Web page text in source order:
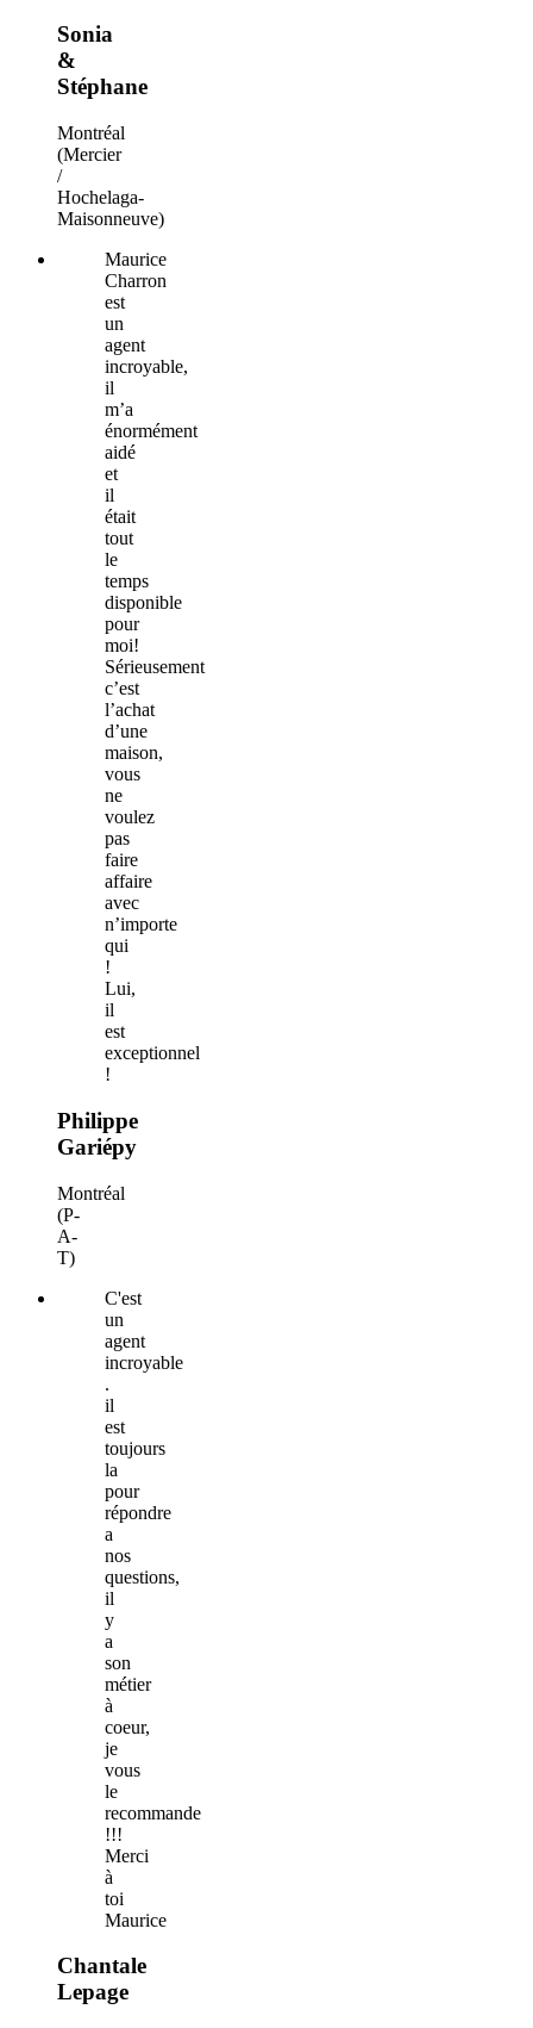
Sonia
&
Stéphane
Montréal
(Mercier
/
Hochelaga-
Maisonneuve)
Maurice
Charron
est
un
agent
incroyable,
il
m’a
énormément
aidé
et
il
était
tout
le
temps
disponible
pour
moi!
Sérieusement
c’est
l’achat
d’une
maison,
vous
ne
voulez
pas
faire
affaire
avec
n’importe
qui
!
Lui,
il
est
exceptionnel
!
Philippe
Gariépy
Montréal
(P-
A-
T)
C'est
un
agent
incroyable
.
il
est
toujours
la
pour
répondre
a
nos
questions,
il
y
a
son
métier
à
coeur,
je
vous
le
recommande
!!!
Merci
à
toi
Maurice
Chantale
Lepage